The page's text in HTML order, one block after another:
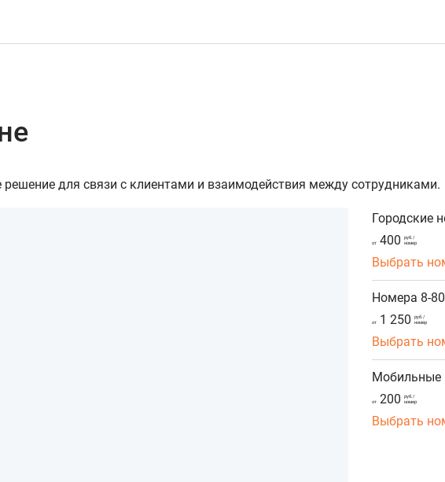
для связи с клиентами и взаимодействия между сотрудниками.
Городские
от400
руб./
номер
Выбрать
Номера 8-
от1 250
руб./
номер
Выбрать
Мобильные
от200
руб./
номер
Выбрать